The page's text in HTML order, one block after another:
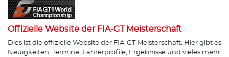
Offizielle Website der FIA-GT Meisterschaft
Dies ist die offizielle Website der FIA-GT Meisterschaft. Hier gibt es
Neuigkeiten, Termine, Fahrerprofile, Ergebnisse und vieles mehr